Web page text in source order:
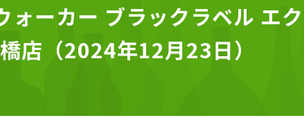
ォーカー ブラックラベル エ
店（2024年12月23日）